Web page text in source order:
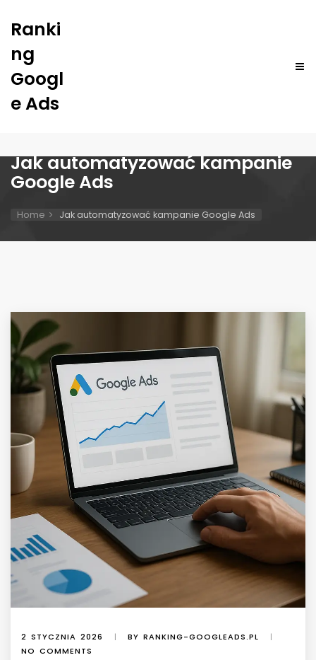
Ranki
ng
Googl
e Ads
Jak automatyzować kampanie
Google Ads
Home Jak automatyzować kampanie Google Ads
2 STYCZNIA 2026 | BY RANKING-GOOGLEADS.PL
|
NO COMMENTS